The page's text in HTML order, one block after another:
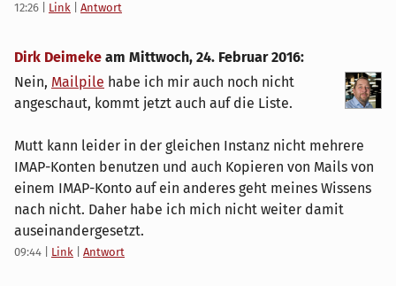
12:26 Link Antwort
Dirk Deimeke am Mittwoch, 24. Februar 2016:
Nein, Mailpile habe ich mir auch noch nicht
angeschaut, kommt jetzt auch auf die Liste.
Mutt kann leider in der gleichen Instanz nicht mehrere
IMAP-Konten benutzen und auch Kopieren von Mails von
einem IMAP-Konto auf ein anderes geht meines Wissens
nach nicht. Daher habe ich mich nicht weiter damit
auseinandergesetzt.
09:44 Link Antwort